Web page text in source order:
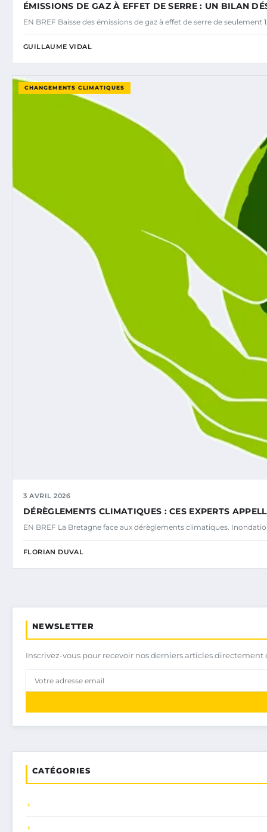
ÉMISSIONS DE GAZ À EFFET DE SERRE : UN BILAN
EN BREF Baisse des émissions de gaz à effet de serre de seulement
GUILLAUME VIDAL
CHANGEMENTS CLIMATIQUES
3 AVRIL 2026
DÉRÈGLEMENTS CLIMATIQUES : CES EXPERTS
EN BREF La Bretagne face aux dérèglements climatiques.
FLORIAN DUVAL
NEWSLETTER
Inscrivez-vous pour recevoir nos derniers articles
CATÉGORIES